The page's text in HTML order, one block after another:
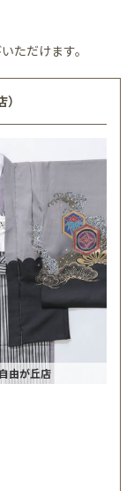
ただけます。
自由が丘店